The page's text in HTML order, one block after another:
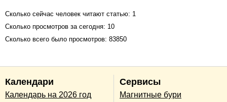
Сколько сейчас человек читают статью: 1
Сколько просмотров за сегодня: 10
Сколько всего было просмотров: 83850
Календари
Календарь на 2026 год
Сервисы
Магнитные бури